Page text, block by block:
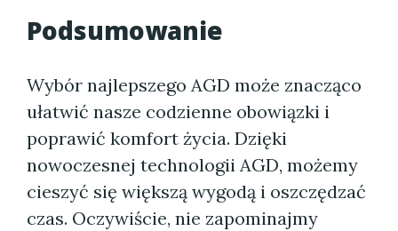
Podsumowanie
Wybór najlepszego AGD może znacząco
ułatwić nasze codzienne obowiązki i
poprawić komfort życia. Dzięki
nowoczesnej technologii AGD, możemy
cieszyć się większą wygodą i oszczędzać
czas. Oczywiście, nie zapominajmy